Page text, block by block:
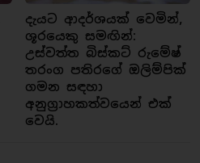
දැයට ආදර්ශයක් වෙමින්,
ශූරයෙකු සමඟින්:
උස්වත්ත බිස්කට් රුමේෂ්
තරංග පතිරගේ ඔලිම්පික්
ගමන සඳහා
අනුග්‍රාහකත්වයෙන් එක්
වෙයි.